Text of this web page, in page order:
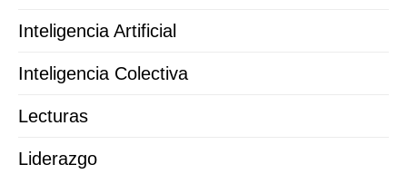
Inteligencia Artificial
Inteligencia Colectiva
Lecturas
Liderazgo